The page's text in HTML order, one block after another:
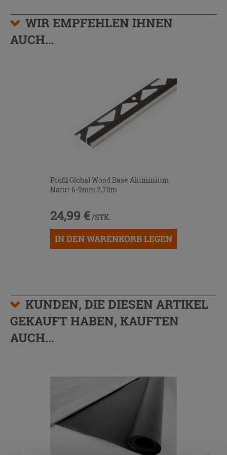
WIR EMPFEHLEN IHNEN
AUCH…
Profil Global Wood Base Aluminium
Natur 6-9mm 2,70m
24,99 € /STK.
IN DEN WARENKORB LEGEN
KUNDEN, DIE DIESEN ARTIKEL
GEKAUFT HABEN, KAUFTEN
AUCH...